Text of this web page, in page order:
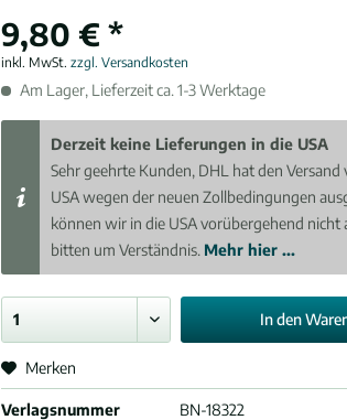
9,80 € *
inkl. MwSt.zzgl. Versandkosten
Am Lager, Lieferzeit ca. 1-3 Werktage
Derzeit keine Lieferungen in die USA
Sehr geehrte Kunden, DHL hat den Versand
USA wegen der neuen Zollbedingungen
können wir in die USA vorübergehend nicht
bitten um Verständnis. Mehr hier ...
In den
Merken
Verlagsnummer
BN-18322